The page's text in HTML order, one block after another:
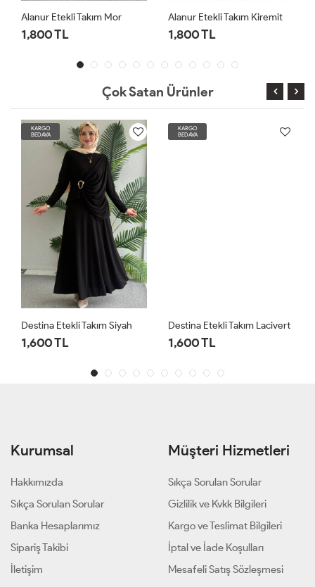
Alanur Etekli Takım Mor
1,800 TL
Alanur Etekli Takım Kiremit
1,800 TL
Çok Satan Ürünler
KARGO
BEDAVA
Destina Etekli Takım Siyah
1,600 TL
KARGO
BEDAVA
Destina Etekli Takım Lacivert
1,600 TL
Kurumsal
Hakkımızda
Sıkça Sorulan Sorular
Banka Hesaplarımız
Sipariş Takibi
İletişim
Müşteri Hizmetleri
Sıkça Sorulan Sorular
Gizlilik ve Kvkk Bilgileri
Kargo ve Teslimat Bilgileri
İptal ve İade Koşulları
Mesafeli Satış Sözleşmesi